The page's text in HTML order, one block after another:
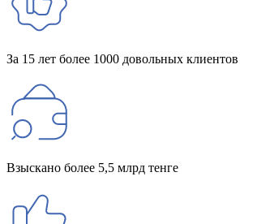
За 15 лет более 1000 довольных клиентов
Взыскано более 5,5 млрд тенге